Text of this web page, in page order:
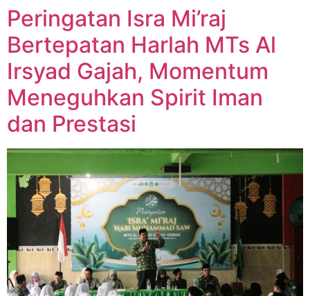
Peringatan Isra Mi’raj
Bertepatan Harlah MTs Al
Irsyad Gajah, Momentum
Meneguhkan Spirit Iman
dan Prestasi